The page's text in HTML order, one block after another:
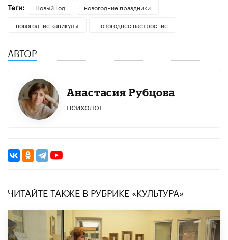
Теги: Новый Год
новогодние праздники
новогодние каникулы
новогоднее настроение
АВТОР
Анастасия Рубцова
психолог
ЧИТАЙТЕ ТАКЖЕ В РУБРИКЕ «КУЛЬТУРА»